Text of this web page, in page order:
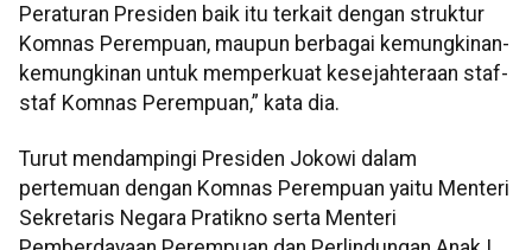
Peraturan Presiden baik itu terkait dengan struktur
Komnas Perempuan, maupun berbagai kemungkinan-
kemungkinan untuk memperkuat kesejahteraan staf-
staf Komnas Perempuan,” kata dia.
Turut mendampingi Presiden Jokowi dalam
pertemuan dengan Komnas Perempuan yaitu Menteri
Sekretaris Negara Pratikno serta Menteri